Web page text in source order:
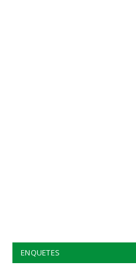
ENQUETES